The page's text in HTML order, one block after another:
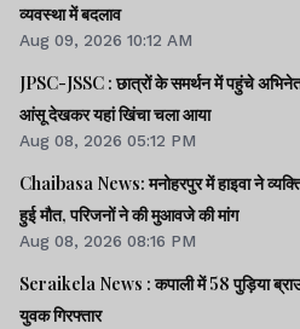
व्यवस्था में बदलाव
Aug 09, 2026 10:12 AM
JPSC-JSSC : छात्रों के समर्थन में पहुंचे
आंसू देखकर यहां खिंचा चला आया
Aug 08, 2026 05:12 PM
Chaibasa News: मनोहरपुर में हाइवा ने
हुई मौत, परिजनों ने की मुआवजे की मांग
Aug 08, 2026 08:16 PM
Seraikela News : कपाली में 58 पुड़िया
युवक गिरफ्तार